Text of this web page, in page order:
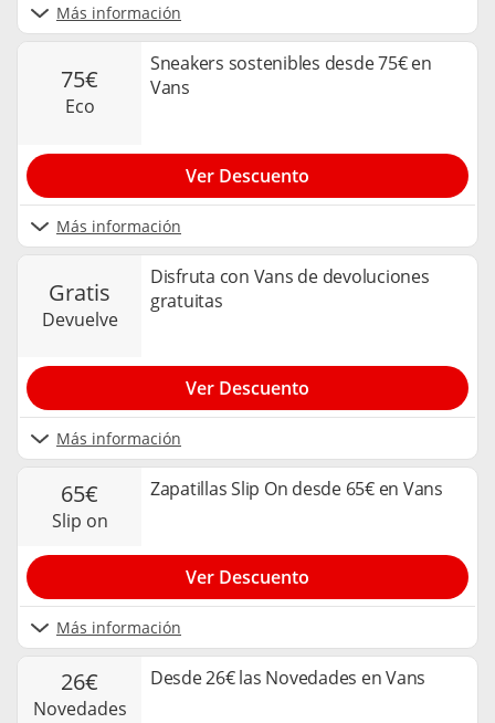
Más información
75€
eco
Sneakers sostenibles desde 75€ en
Vans
Más información
Ver Descuento
gratis
devuelve
Disfruta con Vans de devoluciones
gratuitas
Más información
Ver Descuento
65€
slip on
Zapatillas Slip On desde 65€ en Vans
Más información
Ver Descuento
26€
novedades
Desde 26€ las Novedades en Vans